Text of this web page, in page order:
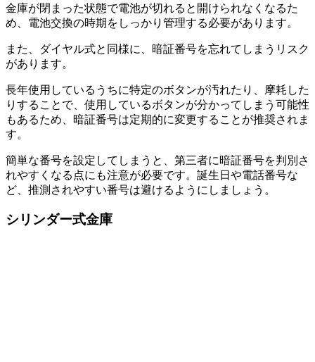
金庫が閉まった状態で電池が切れると開けられなくなるた
め、電池交換の時期をしっかり管理する必要があります。
また、ダイヤル式と同様に、暗証番号を忘れてしまうリスク
があります。
長年使用しているうちに特定のボタンが汚れたり、摩耗した
りすることで、使用しているボタンが分かってしまう可能性
もあるため、暗証番号は定期的に変更することが推奨されま
す。
簡単な番号を設定してしまうと、第三者に暗証番号を判別さ
れやすくなる点にも注意が必要です。誕生日や電話番号な
ど、推測されやすい番号は避けるようにしましょう。
シリンダー式金庫